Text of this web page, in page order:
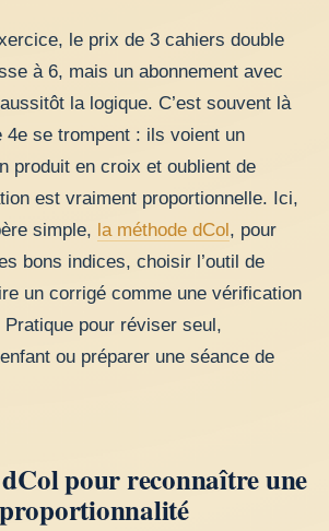
le prix de 3 cahiers double
à 6, mais un abonnement avec
la logique. C’est souvent là
4e se trompent : ils voient un
produit en croix et oublient de
est vraiment proportionnelle. Ici,
simple, la méthode dCol , pour
bons indices, choisir l’outil de
un corrigé comme une vérification
pour réviser seul,
ou préparer une séance de
pour reconnaître une